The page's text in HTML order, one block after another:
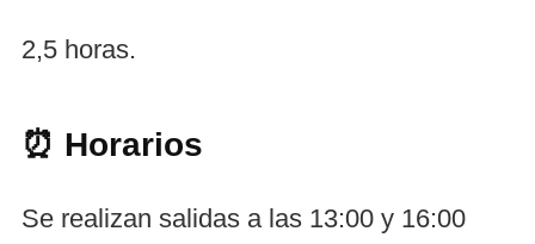
2,5 horas.
⏰ Horarios
Se realizan salidas a las 13:00 y 16:00